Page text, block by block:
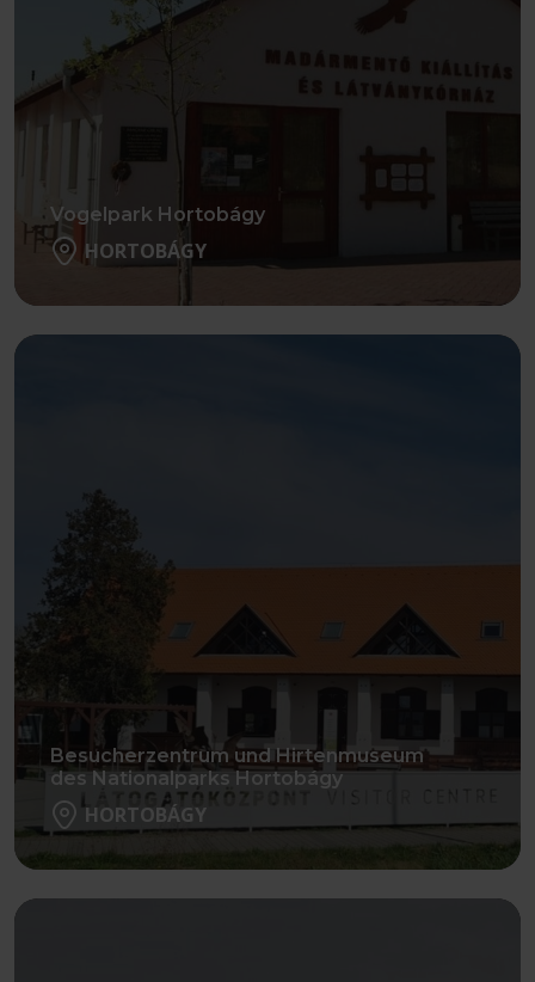
Vogelpark Hortobágy
HORTOBÁGY
Besucherzentrum und Hirtenmuseum
des Nationalparks Hortobágy
HORTOBÁGY